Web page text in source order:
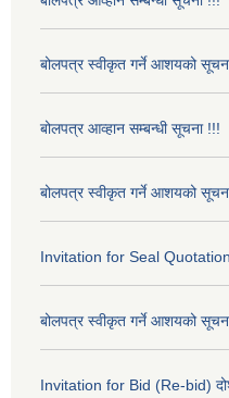
बोलपत्र स्वीकृत गर्ने आशयको
बोलपत्र आव्हान सम्बन्धी सूचना !!!
बोलपत्र स्वीकृत गर्ने आशयको
Invitation for Seal Quotation
बोलपत्र स्वीकृत गर्ने आशयको
Invitation for Bid (Re-bid)